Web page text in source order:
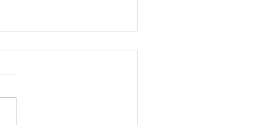
25)からのお知らせ】